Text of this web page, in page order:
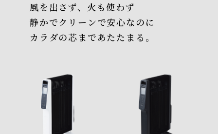
風を出さず、火も使わず
静かでクリーンで安心なのに
カラダの芯まであたたまる。